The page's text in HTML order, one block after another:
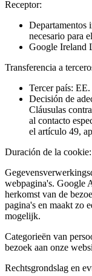
Receptor:
Departamentos
necesario para
Google Ireland
Transferencia a
Tercer país:
Decisión de
Cláusulas
al contacto
el artículo 49,
Duración de la cookie:
webpagina's. Google
herkomst van de
pagina's en maakt zo
mogelijk.
Categorieën van
bezoek aan onze
Rechtsgrondslag en